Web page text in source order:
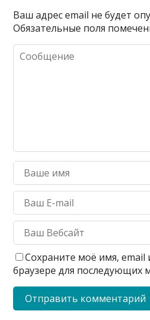
Ваш адрес email не будет
Обязательные поля
Сохраните моё имя, email
браузере для последующих